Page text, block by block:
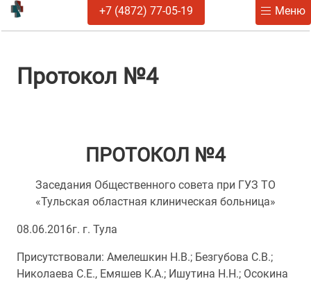
+7 (4872) 77-05-19 Меню
Протокол №4
ПРОТОКОЛ №4
Заседания Общественного совета при ГУЗ ТО
«Тульская областная клиническая больница»
08.06.2016г. г. Тула
Присутствовали: Амелешкин Н.В.; Безгубова С.В.;
Николаева С.Е., Емяшев К.А.; Ишутина Н.Н.; Осокина